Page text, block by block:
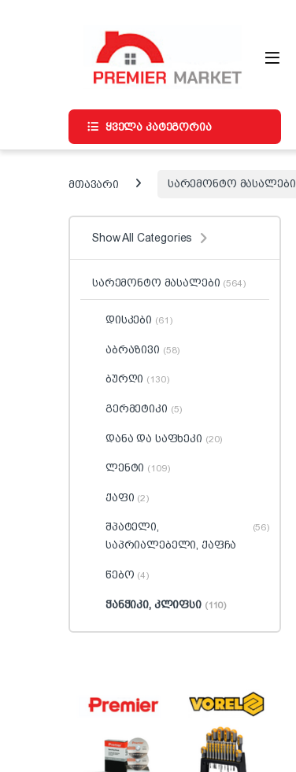
ყველა კატეგორია
მთავარი სარემონტო მასალები
Show All Categories
სარემონტო მასალები (564)
დისკები (61)
აბრაზივი (58)
ბურღი (130)
გერმეტიკი (5)
დანა და საფხეკი (20)
ლენტი (109)
ქაფი (2)
შპატელი,
საპრიალებელი, ქაფჩა
(56)
წებო (4)
ჭანჭიკი, კლიფსი (110)